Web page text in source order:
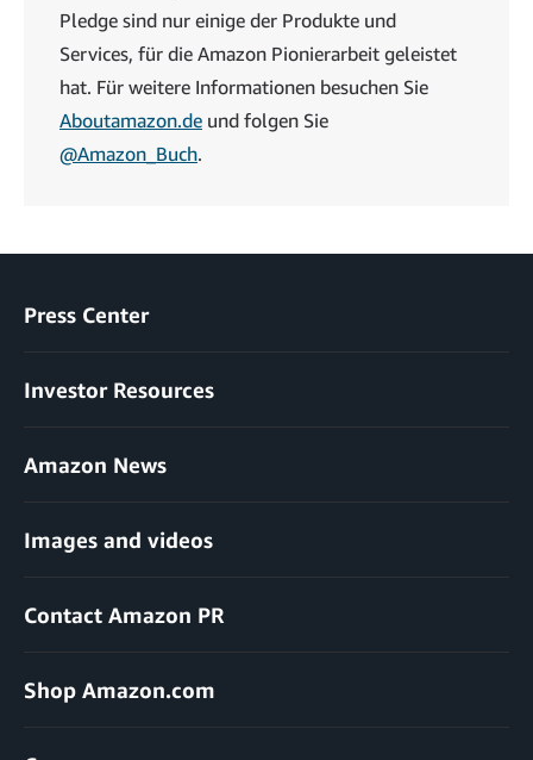
Pledge sind nur einige der Produkte und
Services, für die Amazon Pionierarbeit geleistet
hat. Für weitere Informationen besuchen Sie
Aboutamazon.de und folgen Sie
@Amazon_Buch.
Press Center
Investor Resources
Amazon News
Images and videos
Contact Amazon PR
Shop Amazon.com